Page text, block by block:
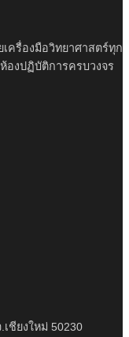
ครื่องมือวิทยาศาสตร์ทุก
องปฏิบัติการครบวงจร
ชียงใหม่ 50230